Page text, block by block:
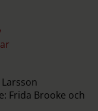
Frida Brooke och